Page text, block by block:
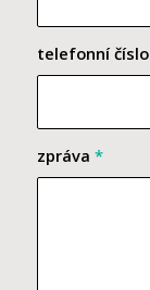
telefonní číslo
zpráva *